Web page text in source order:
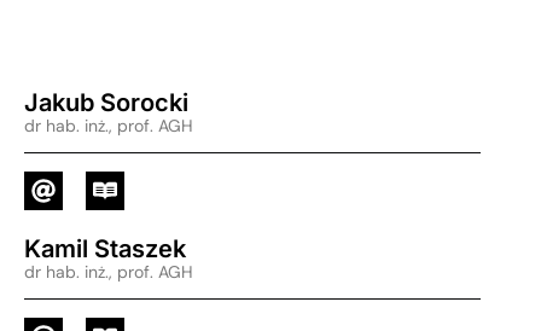
Jakub Sorocki
dr hab. inż., prof. AGH
Kamil Staszek
dr hab. inż., prof. AGH